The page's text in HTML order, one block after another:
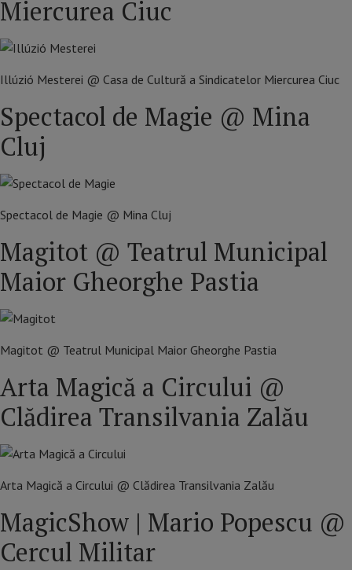
Miercurea Ciuc
Illúzió Mesterei @ Casa de Cultură a Sindicatelor Miercurea Ciuc
Spectacol de Magie @ Mina
Cluj
Spectacol de Magie @ Mina Cluj
Magitot @ Teatrul Municipal
Maior Gheorghe Pastia
Magitot @ Teatrul Municipal Maior Gheorghe Pastia
Arta Magică a Circului @
Clădirea Transilvania Zalău
Arta Magică a Circului @ Clădirea Transilvania Zalău
MagicShow | Mario Popescu @
Cercul Militar